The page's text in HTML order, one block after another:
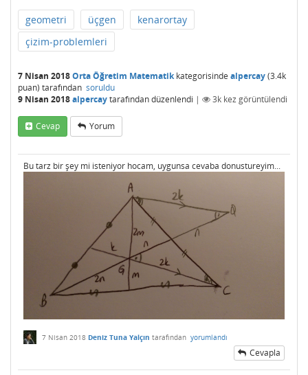
geometri üçgen
kenarortay
çizim-problemleri
7 Nisan 2018Orta Öğretim Matematikkategorisinde alpercay(3.4k
puan) tarafından soruldu
9 Nisan 2018alpercaytarafındandüzenlendi | 3k kez görüntülendi
Cevap Yorum
Bu tarz bir şey mi isteniyor hocam, uygunsa cevaba donustureyim...
7 Nisan 2018 Deniz Tuna Yalçın tarafından yorumlandı
Cevapla